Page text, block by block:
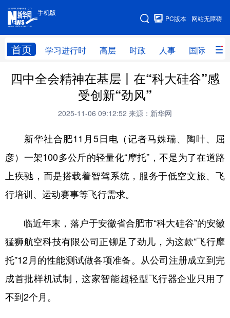
手机版
网站无障碍
PC版本
首页 学习进行时 高层 时政 人事 国际 财
手机版
网站地图
学习进行时 高层 时政 人事
财经 网评
全球连线
科技 科创 量子 体育
文化 书画 健康 军事
食品 人居 信息化 数字经济
学术中国 乡村振兴 银龄 溯源中国
彩票
四中全会精神在基层丨在“科大硅谷”感
受创新“劲风”
2025-11-06 09:12:52 来源：新华网
新华社合肥11月5日电（记者马姝瑞、陶叶、屈
彦）一架100多公斤的轻量化“摩托”，不是为了在道路
上疾驰，而是搭载着智驾系统，服务于低空文旅、飞
行培训、运动赛事等飞行需求。
临近年末，落户于安徽省合肥市“科大硅谷”的安徽
猛狮航空科技有限公司正铆足了劲儿，为这款“飞行摩
托”12月的性能测试做各项准备。从公司注册成立到完
成首批样机试制，这家智能超轻型飞行器企业只用了
不到2个月。